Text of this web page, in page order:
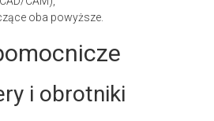
oba powyższe.
i obrotniki